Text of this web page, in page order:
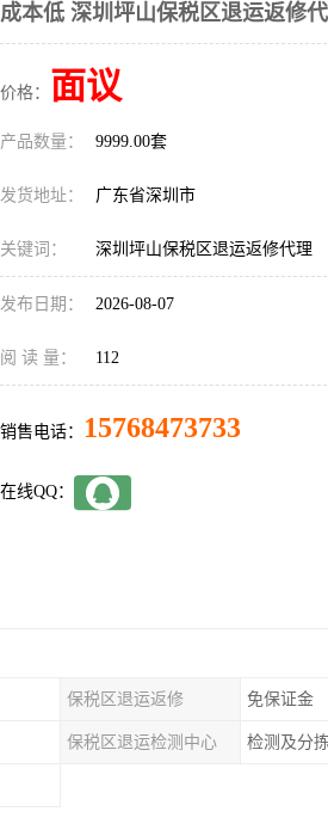
成本低 深圳坪山保税区退运返修
价格： 面议
产品数量： 9999.00套
发货地址： 广东省深圳市
关键词： 深圳坪山保税区退运返修代理
发布日期： 2026-08-07
阅 读 量： 112
销售电话： 15768473733
在线QQ：
保税区退运返修 免保证金
保税区退运检测中心 检测及分拣